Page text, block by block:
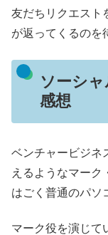
友だちリクエスト
が返ってくるのを
ソーシ
感想
ベンチャービジネ
えるようなマーク
はごく普通のパソ
マーク役を演じて